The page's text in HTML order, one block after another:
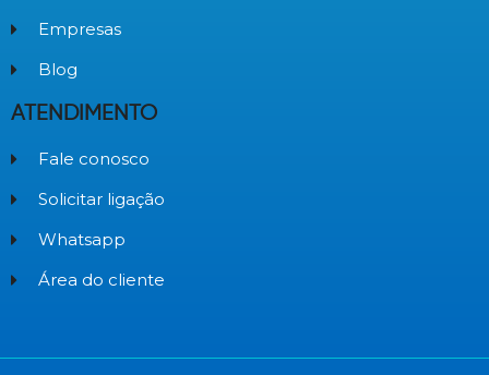
Empresas
Blog
ATENDIMENTO
Fale conosco
Solicitar ligação
Whatsapp
Área do cliente